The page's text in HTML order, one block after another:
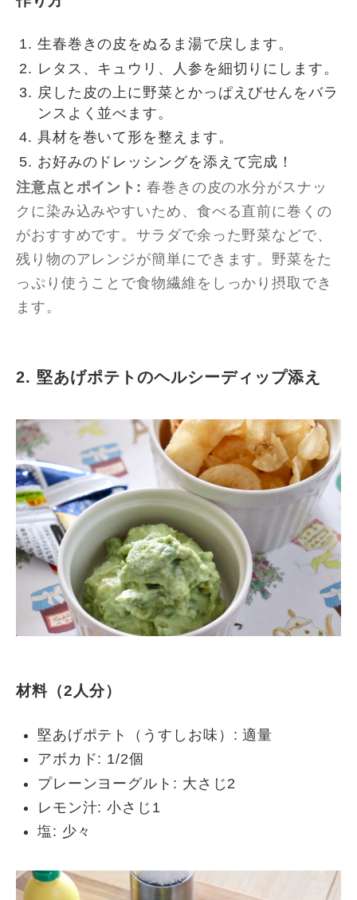
生春巻きの皮をぬるま湯で戻します。
レタス、キュウリ、人参を細切りにします。
戻した皮の上に野菜とかっぱえびせんをバラ
ンスよく並べます。
具材を巻いて形を整えます。
お好みのドレッシングを添えて完成！
注意点とポイント: 春巻きの皮の水分がスナッ
クに染み込みやすいため、食べる直前に巻くの
がおすすめです。サラダで余った野菜などで、
残り物のアレンジが簡単にできます。野菜をた
っぷり使うことで食物繊維をしっかり摂取でき
ます。
2. 堅あげポテトのヘルシーディップ添え
材料（2人分）
堅あげポテト（うすしお味）: 適量
アボカド: 1/2個
プレーンヨーグルト: 大さじ2
レモン汁: 小さじ1
塩: 少々